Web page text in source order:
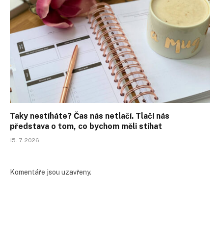
Taky nestíháte? Čas nás netlačí. Tlačí nás
představa o tom, co bychom měli stíhat
15. 7. 2026
Komentáře jsou uzavřeny.